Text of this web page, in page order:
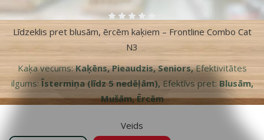
Līdzeklis pret blusām, ērcēm kaķiem – Frontline Combo Cat
N3
Atsauksmes 0%
Kaķa vecums:Kaķēns, Pieaudzis, Seniors,Efektivitātes
ilgums: Īstermiņa (līdz 5 nedēļām), Efektīvs pret: Blusām,
Mušām, Ērcēm
Veids